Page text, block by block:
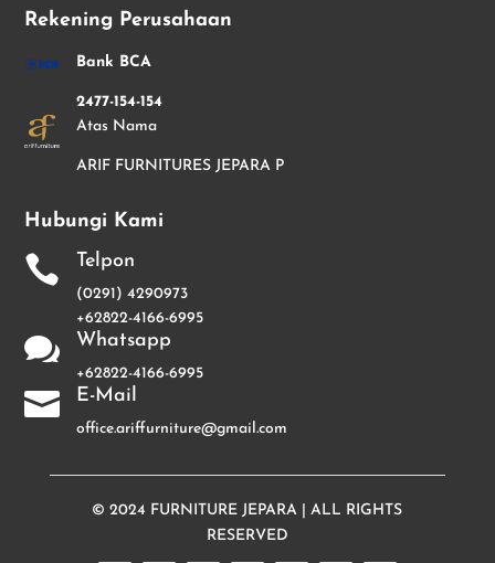
Rekening Perusahaan
Bank BCA
2477-154-154
Atas Nama
ARIF FURNITURES JEPARA P
Hubungi Kami
 Telpon
(0291) 4290973
+62822-4166-6995
 Whatsapp
+62822-4166-6995
 E-Mail
office.ariffurniture@gmail.com
© 2024 FURNITURE JEPARA | ALL RIGHTS
RESERVED